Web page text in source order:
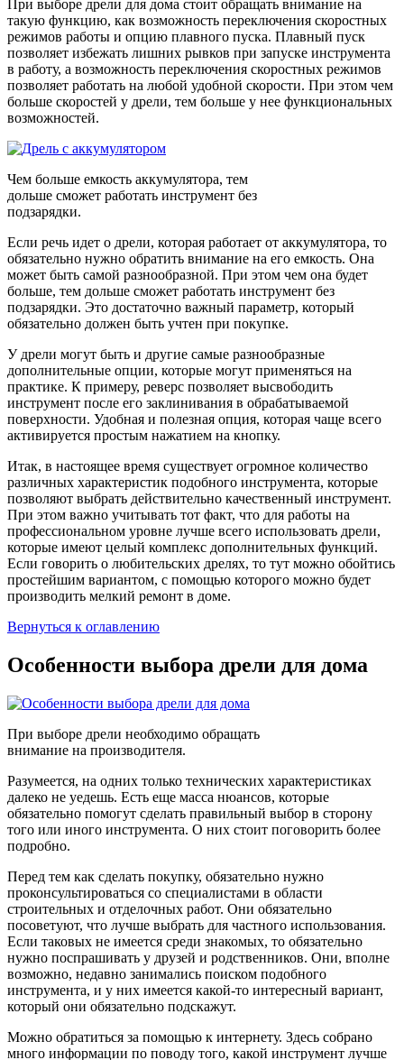
При выборе дрели для дома стоит обращать внимание на
такую функцию, как возможность переключения скоростных
режимов работы и опцию плавного пуска. Плавный пуск
позволяет избежать лишних рывков при запуске инструмента
в работу, а возможность переключения скоростных режимов
позволяет работать на любой удобной скорости. При этом чем
больше скоростей у дрели, тем больше у нее функциональных
возможностей.
Чем больше емкость аккумулятора, тем
дольше сможет работать инструмент без
подзарядки.
Если речь идет о дрели, которая работает от аккумулятора, то
обязательно нужно обратить внимание на его емкость. Она
может быть самой разнообразной. При этом чем она будет
больше, тем дольше сможет работать инструмент без
подзарядки. Это достаточно важный параметр, который
обязательно должен быть учтен при покупке.
У дрели могут быть и другие самые разнообразные
дополнительные опции, которые могут применяться на
практике. К примеру, реверс позволяет высвободить
инструмент после его заклинивания в обрабатываемой
поверхности. Удобная и полезная опция, которая чаще всего
активируется простым нажатием на кнопку.
Итак, в настоящее время существует огромное количество
различных характеристик подобного инструмента, которые
позволяют выбрать действительно качественный инструмент.
При этом важно учитывать тот факт, что для работы на
профессиональном уровне лучше всего использовать дрели,
которые имеют целый комплекс дополнительных функций.
Если говорить о любительских дрелях, то тут можно обойтись
простейшим вариантом, с помощью которого можно будет
производить мелкий ремонт в доме.
Вернуться к оглавлению
Особенности выбора дрели для дома
При выборе дрели необходимо обращать
внимание на производителя.
Разумеется, на одних только технических характеристиках
далеко не уедешь. Есть еще масса нюансов, которые
обязательно помогут сделать правильный выбор в сторону
того или иного инструмента. О них стоит поговорить более
подробно.
Перед тем как сделать покупку, обязательно нужно
проконсультироваться со специалистами в области
строительных и отделочных работ. Они обязательно
посоветуют, что лучше выбрать для частного использования.
Если таковых не имеется среди знакомых, то обязательно
нужно поспрашивать у друзей и родственников. Они, вполне
возможно, недавно занимались поиском подобного
инструмента, и у них имеется какой-то интересный вариант,
который они обязательно подскажут.
Можно обратиться за помощью к интернету. Здесь собрано
много информации по поводу того, какой инструмент лучше